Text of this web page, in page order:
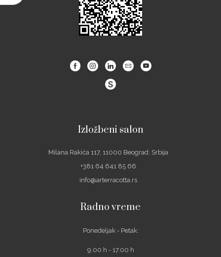
FacebookInstagramLinkedinEmail Youtube
Izložbeni salon
Milana Rakića 117, 11000 Beograd, Srbija
+381 64 641 85 66
info@arterracotta.rs
Radno vreme
Ponedeljak - Petak:
9.00 h - 17.00 h